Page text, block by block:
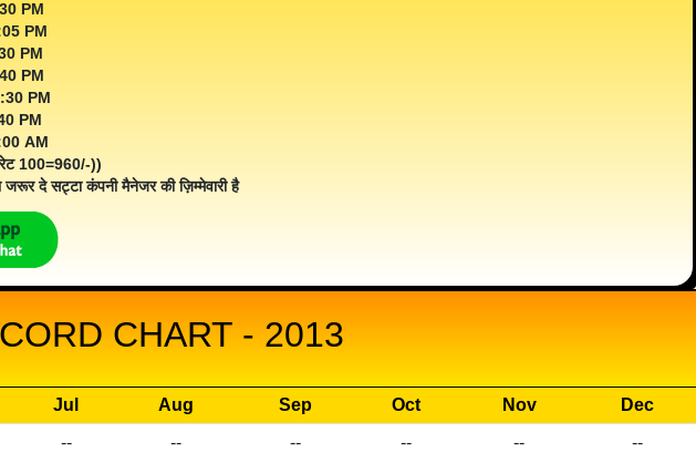
PM
PM
PM
PM
PM
PM
AM
100=960/-))
दे सट्टा कंपनी मैनेजर की ज़िम्मेवारी है
CHART - 2013
Jul Aug Sep Oct Nov
Dec
-- -- -- -- -- --